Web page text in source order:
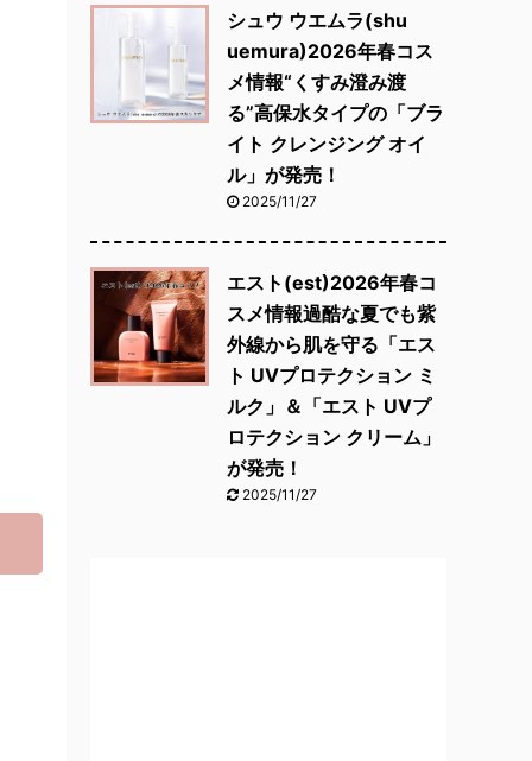
シュウ ウエムラ(shu
uemura)2026年春コス
メ情報“くすみ澄み渡
る”高保水タイプの「ブラ
イト クレンジング オイ
ル」が発売！
2025/11/27
エスト(est)2026年春コ
スメ情報過酷な夏でも紫
外線から肌を守る「エス
ト UVプロテクション ミ
ルク」＆「エスト UVプ
ロテクション クリーム」
が発売！
2025/11/27